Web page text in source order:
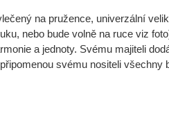
na pružence, univerzální
nebo bude volně na ruce viz
a jednoty. Svému majiteli
svému nositeli všechny